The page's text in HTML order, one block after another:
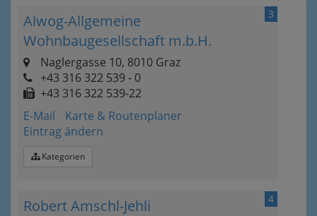
3
Alwog-Allgemeine
Wohnbaugesellschaft m.b.H.
Naglergasse 10, 8010 Graz
+43 316 322 539 - 0
+43 316 322 539-22
E-Mail
Karte & Routenplaner
Eintrag ändern
Kategorien
4
Robert Amschl-Jehli